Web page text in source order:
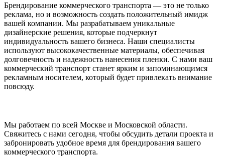
Брендирование коммерческого транспорта — это не только
реклама, но и возможность создать положительный имидж
вашей компании. Мы разрабатываем уникальные
дизайнерские решения, которые подчеркнут
индивидуальность вашего бизнеса. Наши специалисты
используют высококачественные материалы, обеспечивая
долговечность и надежность нанесения пленки. С нами ваш
коммерческий транспорт станет ярким и запоминающимся
рекламным носителем, который будет привлекать внимание
повсюду.
Мы работаем по всей Москве и Московской области.
Свяжитесь с нами сегодня, чтобы обсудить детали проекта и
забронировать удобное время для брендирования вашего
коммерческого транспорта.